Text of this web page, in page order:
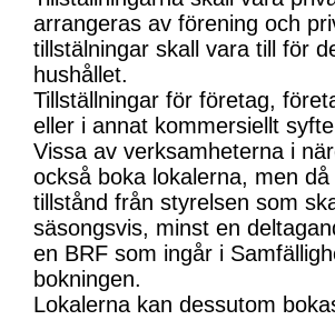
arrangeras av förening och
tillstälningar skall vara till för
hushållet.
Tillställningar för företag,
eller i annat kommersiellt
Vissa av verksamheterna i
också boka lokalerna, men
tillstånd från styrelsen som
säsongsvis, minst en
en BRF som ingår i
bokningen.
Lokalerna kan dessutom